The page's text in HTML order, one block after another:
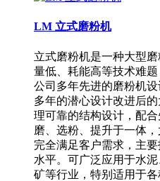
LM 立式磨粉机
立式磨粉机是一种大型
量低、耗能高等技术难
公司多年先进的磨粉机
多年的潜心设计改进后
理可靠的结构设计，配
磨、选粉、提升于一体
完全满足客户需求，主
水平。可广泛应用于水
矿等行业，特别适用于